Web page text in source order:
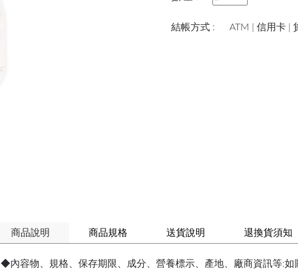
結帳方式 : ATM | 信用卡 |
商品說明 商品規格 送貨說明 退換貨須知
◆內容物、規格、保存期限、成分、營養標示、產地、廠商資訊等:如